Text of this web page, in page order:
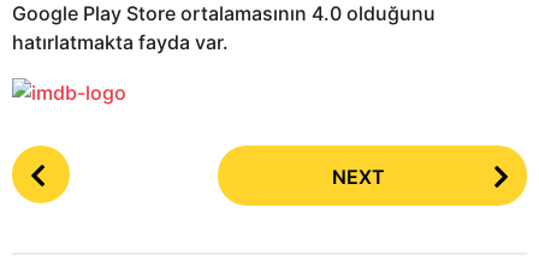
Google Play Store ortalamasının 4.0 olduğunu
hatırlatmakta fayda var.
P
o
NEXT